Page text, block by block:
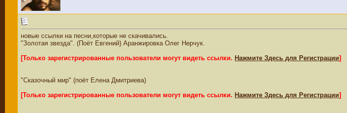
новые ссылки на песни,которые не скачивались.
"Золотая звезда". (Поёт Евгений) Аранжировка Олег Нерчук.
[Только зарегистрированные пользователи могут видеть ссылки. Нажмите Здесь для Регистрации]
"Сказочный мир" (поёт Елена Дмитриева)
[Только зарегистрированные пользователи могут видеть ссылки. Нажмите Здесь для Регистрации]